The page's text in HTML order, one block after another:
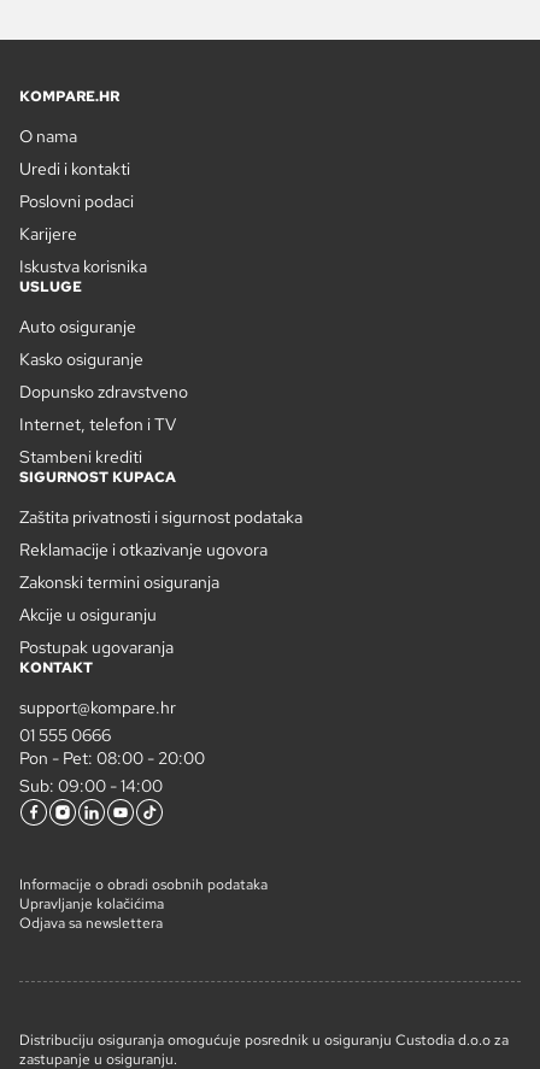
KOMPARE.HR
O nama
Uredi i kontakti
Poslovni podaci
Karijere
Iskustva korisnika
USLUGE
Auto osiguranje
Kasko osiguranje
Dopunsko zdravstveno
Internet, telefon i TV
Stambeni krediti
SIGURNOST KUPACA
Zaštita privatnosti i sigurnost podataka
Reklamacije i otkazivanje ugovora
Zakonski termini osiguranja
Akcije u osiguranju
Postupak ugovaranja
KONTAKT
support@kompare.hr
01 555 0666
Pon - Pet: 08:00 - 20:00
Sub: 09:00 - 14:00
Informacije o obradi osobnih podataka
Upravljanje kolačićima
Odjava sa newslettera
Distribuciju osiguranja omogućuje posrednik u osiguranju Custodia d.o.o za
zastupanje u osiguranju.